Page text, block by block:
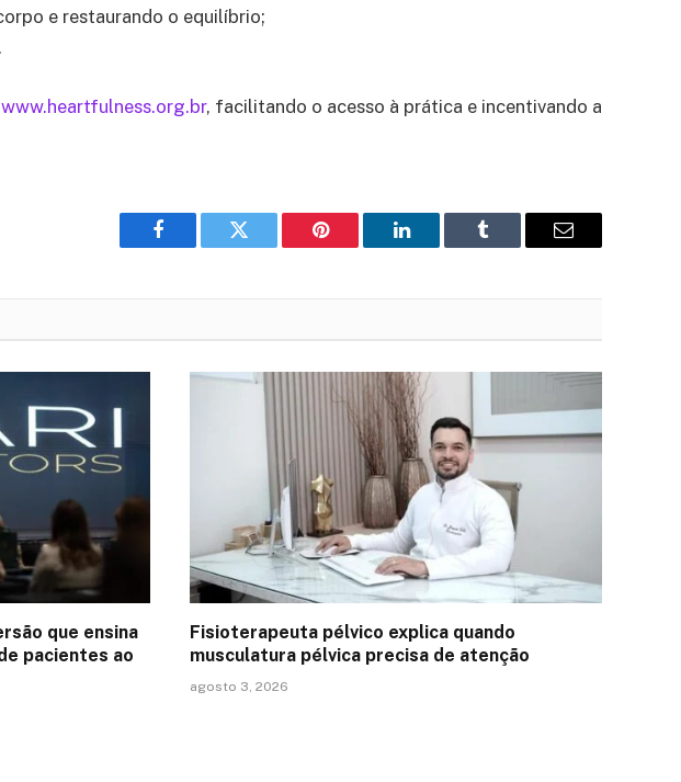
e restaurando o equilíbrio;
www.heartfulness.org.br, facilitando o acesso à prática e incentivando a
Facebook Twitter Pinterest LinkedIn Tumblr Email
que ensina
pacientes ao
Fisioterapeuta pélvico explica quando
musculatura pélvica precisa de atenção
agosto 3, 2026